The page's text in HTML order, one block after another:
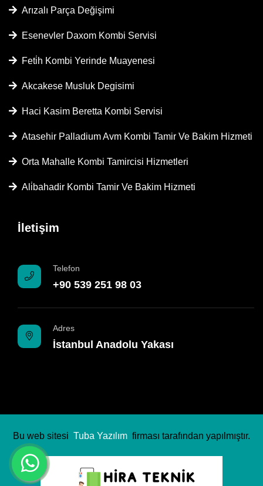
Arızalı Parça Değişimi
Esenevler Daxom Kombi Servisi
Feti̇h Kombi Yerinde Muayenesi
Akcakese Musluk Degisimi
Haci Kasim Beretta Kombi Servisi
Atasehir Palladium Avm Kombi Tamir Ve Bakim Hizmeti
Orta Mahalle Kombi Tamircisi Hizmetleri
Ali̇bahadir Kombi Tamir Ve Bakim Hizmeti
İletişim
Telefon
+90 539 251 98 03
Adres
İstanbul Anadolu Yakası
Bu web sitesi Tuba Yazılım firması tarafından yapılmıştır.